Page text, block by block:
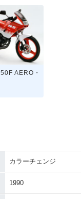
AERO・
カラーチェンジ
1990